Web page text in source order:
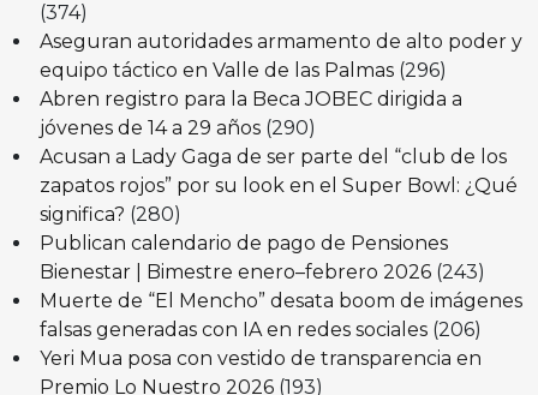
(374)
Aseguran autoridades armamento de alto poder y
equipo táctico en Valle de las Palmas (296)
Abren registro para la Beca JOBEC dirigida a
jóvenes de 14 a 29 años (290)
Acusan a Lady Gaga de ser parte del “club de los
zapatos rojos” por su look en el Super Bowl: ¿Qué
significa? (280)
Publican calendario de pago de Pensiones
Bienestar | Bimestre enero–febrero 2026 (243)
Muerte de “El Mencho” desata boom de imágenes
falsas generadas con IA en redes sociales (206)
Yeri Mua posa con vestido de transparencia en
Premio Lo Nuestro 2026 (193)